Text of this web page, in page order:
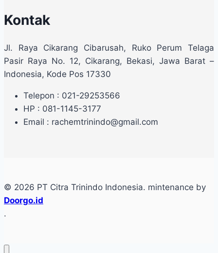
Kontak
Jl. Raya Cikarang Cibarusah, Ruko Perum Telaga
Pasir Raya No. 12, Cikarang, Bekasi, Jawa Barat –
Indonesia, Kode Pos 17330
Telepon : 021-29253566
HP : 081-1145-3177
Email : rachemtrinindo@gmail.com
© 2026 PT Citra Trinindo Indonesia. mintenance by
Doorgo.id
.